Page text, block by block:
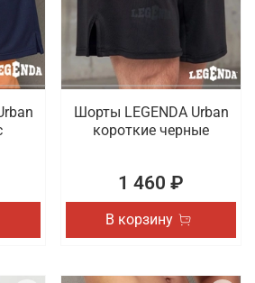
которые отличаются
Проводится доставка
Шорты LEGENDA Urban
короткие черные
1 460 ₽
В корзину